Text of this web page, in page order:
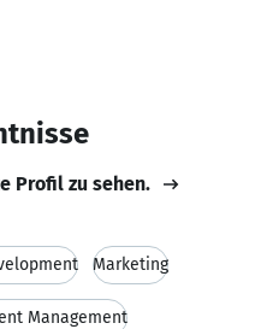
Profil zu sehen.
Marketing
Management